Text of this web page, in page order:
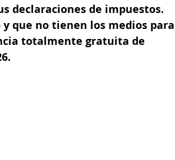
declaraciones de impuestos.
que no tienen los medios para
totalmente gratuita de